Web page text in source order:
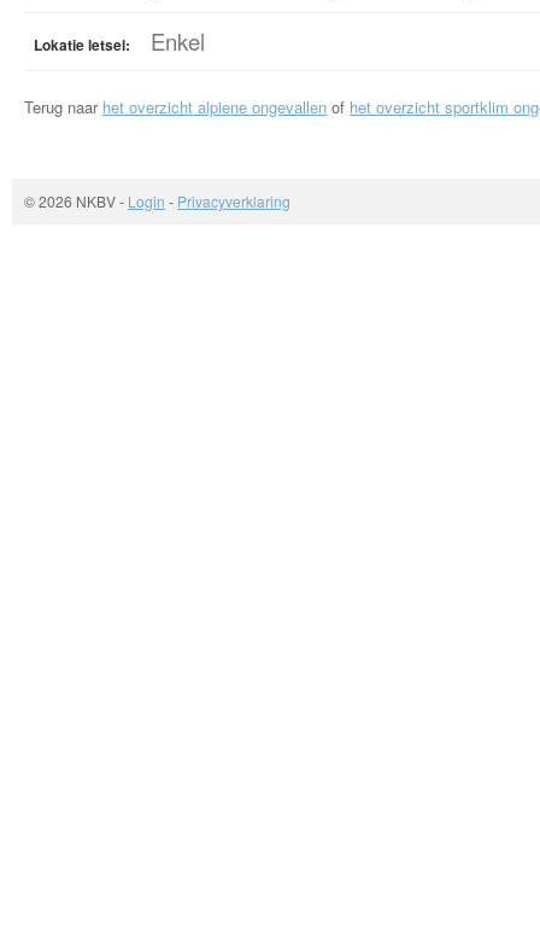
Lokatie letsel: Enkel
Terug naar het overzicht alpiene ongevallen of het overzicht sportklim
© 2026 NKBV- Login - Privacyverklaring